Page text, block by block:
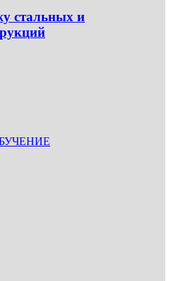
стальных и